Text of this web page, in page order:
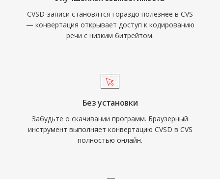
CVSD-записи становятся гораздо полезнее в CVS
— конвертация открывает доступ к кодированию
речи с низким битрейтом.
Без установки
Забудьте о скачивании программ. Браузерный
инструмент выполняет конвертацию CVSD в CVS
полностью онлайн.